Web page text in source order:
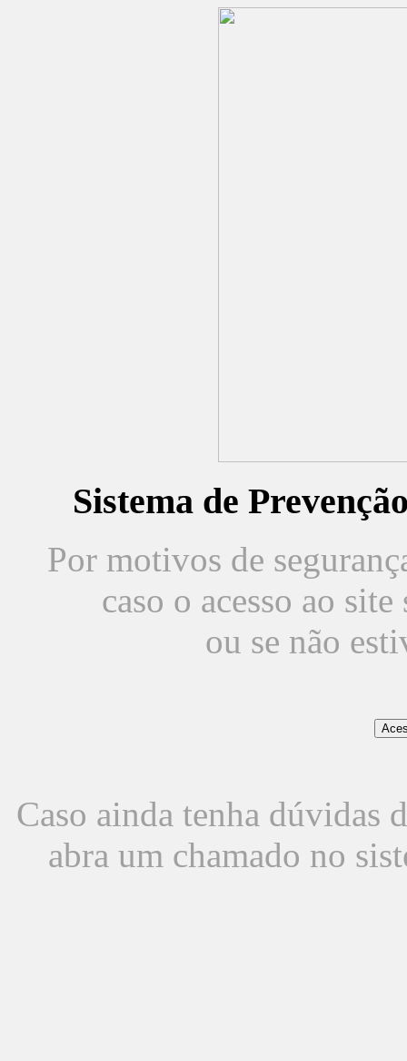
Sistema de
Por motivos de
caso o acesso ao
ou se não
Caso ainda tenha dúvidas
abra um chamado no